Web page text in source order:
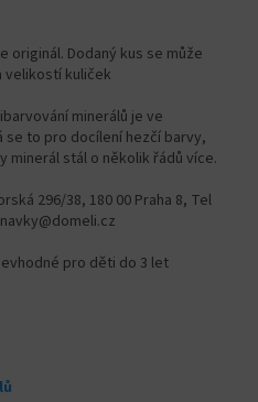
originál. Dodaný kus se může
velikostí kuliček
minerálů je ve
to pro docílení hezčí barvy,
minerál stál o několik řádů více.
296/38, 180 00 Praha 8, Tel
pro děti do 3 let